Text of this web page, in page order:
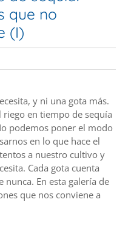
que no
(I)
y ni una gota más.
en tiempo de sequía
podemos poner el modo
en lo que hace el
a nuestro cultivo y
Cada gota cuenta
En esta galería de
que nos conviene a